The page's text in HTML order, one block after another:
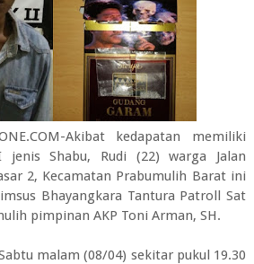
ONE.COM-Akibat kedapatan memiliki
Shabu, Rudi (22) warga Jalan
2, Kecamatan Prabumulih Barat ini
Bhayangkara Tantura Patroll Sat
pimpinan AKP Toni Arman, SH.
malam (08/04) sekitar pukul 19.30